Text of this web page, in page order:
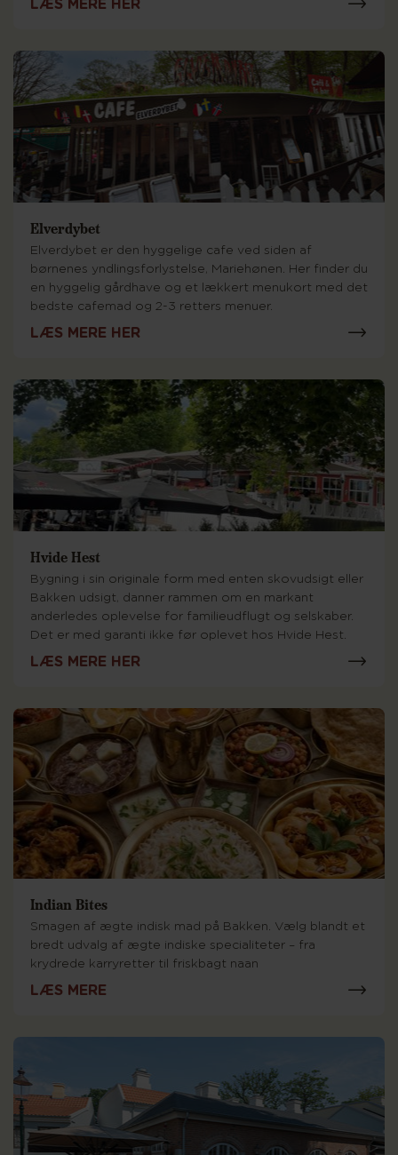
LÆS MERE HER
Elverdybet
Elverdybet er den hyggelige cafe ved siden af
børnenes yndlingsforlystelse, Mariehønen. Her finder du
en hyggelig gårdhave og et lækkert menukort med det
bedste cafemad og 2-3 retters menuer.
LÆS MERE HER
Hvide Hest
Bygning i sin originale form med enten skovudsigt eller
Bakken udsigt, danner rammen om en markant
anderledes oplevelse for familieudflugt og selskaber.
Det er med garanti ikke før oplevet hos Hvide Hest.
LÆS MERE HER
Indian Bites
Smagen af ægte indisk mad på Bakken. Vælg blandt et
bredt udvalg af ægte indiske specialiteter – fra
krydrede karryretter til friskbagt naan
LÆS MERE